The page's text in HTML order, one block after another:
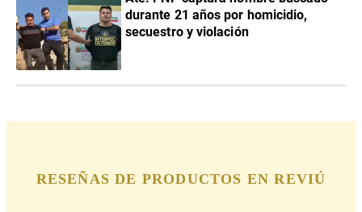
durante 21 años por homicidio,
secuestro y violación